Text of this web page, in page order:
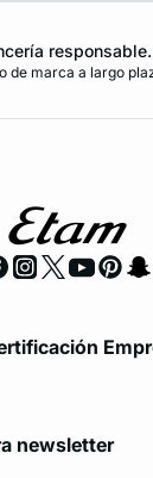
responsable.
de marca a largo
newsletter